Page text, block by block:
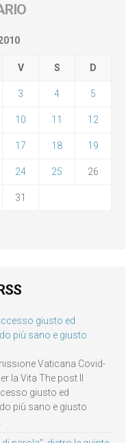
V S D
3 4 5
10 11 12
17 18 19
24 25 26
31
giusto ed
più sano e giusto
Vaticana Covid-
la Vita The post Il
giusto ed
più sano e giusto